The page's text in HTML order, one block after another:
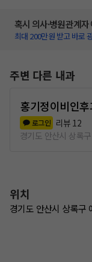
혹시 의사·병원관계
최대 200만원 받고 바로
주변 다른 내과
홍기정이비인
로그인 리뷰 12
경기도 안산시 상록
위치
경기도 안산시 상록구